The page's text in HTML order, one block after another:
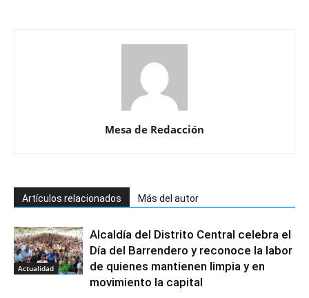
Mesa de Redacción
Artículos relacionados Más del autor
Actualidad
Alcaldía del Distrito Central celebra el
Día del Barrendero y reconoce la labor
de quienes mantienen limpia y en
movimiento la capital